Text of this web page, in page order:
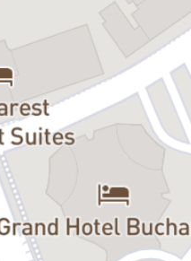
puterea de a obține
pace cu trecutul, cu propria
cu tata.
lume» să creeze punți între noi.
atât mie însămi, cât și
schimbare în bine, prin arta
mai bun copil din lume
a unei tinere care pierde tot,
pe care și l-a imaginat.
etnia și devine sursă de
visul în realitate.